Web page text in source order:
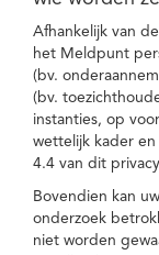
Afhankelijk van
het Meldpunt
(bv.
(bv.
instanties, op
wettelijk kader
4.4 van dit
Bovendien kan
onderzoek
niet worden